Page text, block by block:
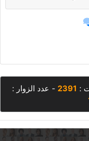
:
2391 - عدد الزوار :